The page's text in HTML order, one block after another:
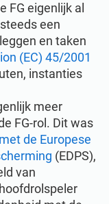
FG eigenlijk al
een
en taken
(EC) 45/2001
instanties
meer
FG-rol. Dit was
de Europese
(EDPS),
van